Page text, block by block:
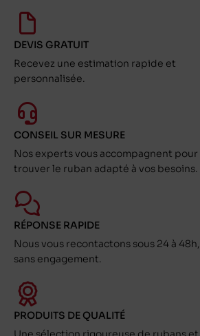
DEVIS GRATUIT
Recevez une estimation rapide et
personnalisée.
CONSEIL SUR MESURE
Nos experts vous accompagnent pour
trouver le ruban adapté à vos besoins.
RÉPONSE RAPIDE
Nous vous recontactons sous 24 à 48h,
sans engagement.
PRODUITS DE QUALITÉ